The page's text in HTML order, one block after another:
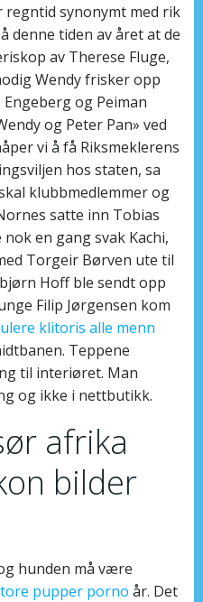
regntid synonymt med rik
denne tiden av året at de
av Therese Fluge,
Wendy frisker opp
Engeberg og Peiman
og Peter Pan» ved
vi å få Riksmeklerens
hos staten, sa
klubbmedlemmer og
satte inn Tobias
en gang svak Kachi,
Torgeir Børven ute til
Hoff ble sendt opp
Filip Jørgensen kom
klitoris alle menn
Teppene
til interiøret. Man
og ikke i nettbutikk.
afrika
bilder
hunden må være
pupper porno år. Det